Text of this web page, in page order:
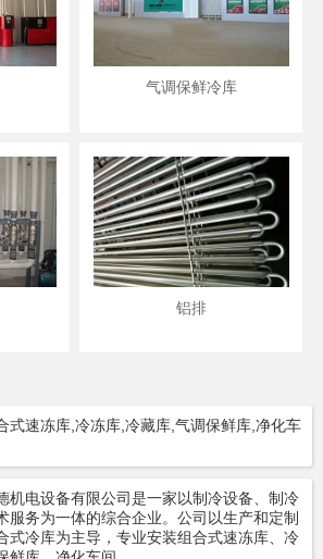
气调保鲜冷库
铝排
式速冻库,冷冻库,冷藏库,气调保鲜库,净化车
机电设备有限公司是一家以制冷设备、制冷
服务为一体的综合企业。公司以生产和定制
式冷库为主导，专业安装组合式速冻库、冷